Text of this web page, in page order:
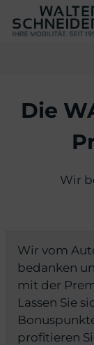
Die
Wir
Wir vom
bedanken
mit der
Lassen Sie
profitieren